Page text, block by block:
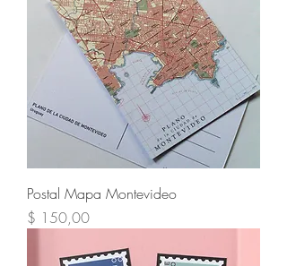
Postal Mapa Montevideo
Precio
$ 150,00